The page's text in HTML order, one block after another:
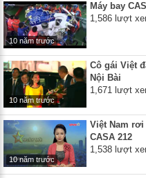
10 năm trước
Máy bay
1,586 lượt
10 năm trước
Cô gái Việt
Nội Bài
1,671 lượt
10 năm trước
Việt Nam rơi
CASA 212
1,538 lượt